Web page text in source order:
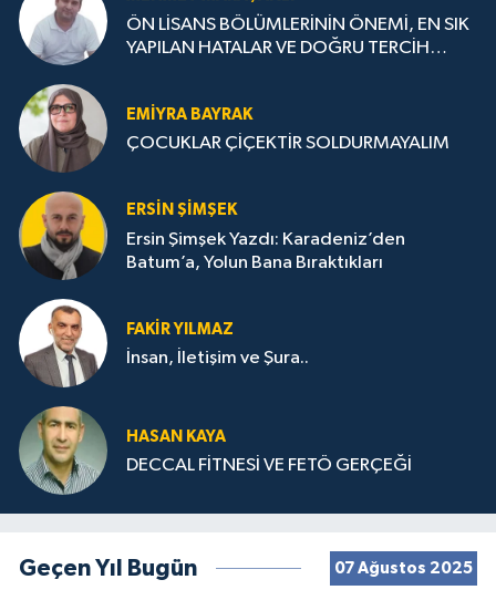
ÖN LİSANS BÖLÜMLERİNİN ÖNEMİ, EN SIK
YAPILAN HATALAR VE DOĞRU TERCİH
EMIYRA BAYRAK
ÇOCUKLAR ÇİÇEKTİR SOLDURMAYALIM
ERSIN ŞIMŞEK
Ersin Şimşek Yazdı: Karadeniz’den
Batum’a, Yolun Bana Bıraktıkları
FAKIR YILMAZ
İnsan, İletişim ve Şura..
HASAN KAYA
DECCAL FİTNESİ VE FETÖ GERÇEĞİ
Geçen Yıl Bugün 07 Ağustos 2025